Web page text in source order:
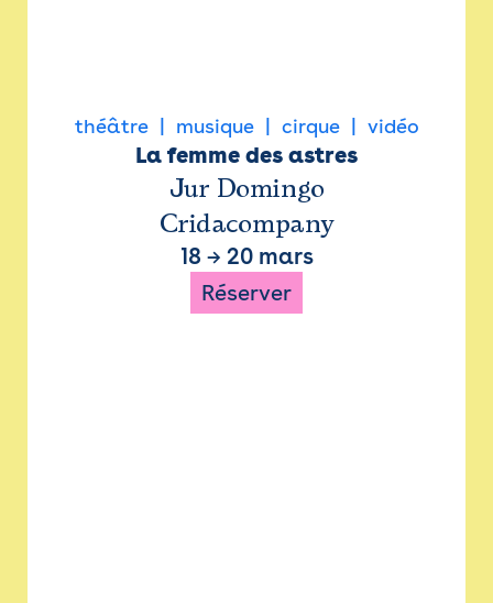
théâtre musique cirque vidéo
La femme des astres
Jur Domingo
Cridacompany
18 → 20 mars
Réserver